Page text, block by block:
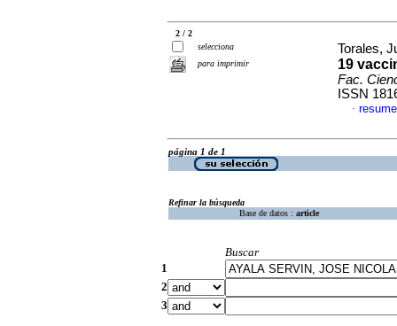
2 / 2
selecciona
para imprimir
Torales,
19
Fac.
ISSN
·
página 1 de 1
Refinar la búsqueda
Base de datos : article
Buscar
1
2
3